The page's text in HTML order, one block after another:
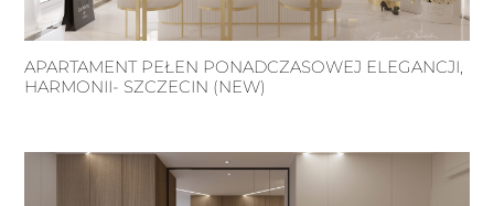
APARTAMENT PEŁEN PONADCZASOWEJ ELEGANCJI,
HARMONII- SZCZECIN (NEW)